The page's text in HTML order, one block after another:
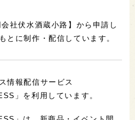
社伏水酒蔵小路】から申請し
とに制作・配信しています。
情報配信サービス
」を利用しています。